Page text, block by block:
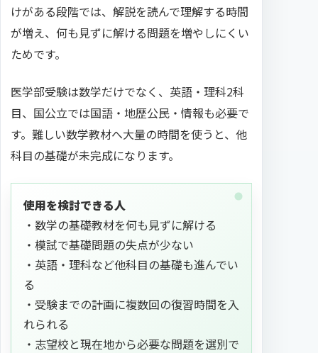
けがある段階では、解説を読んで理解する時間
が増え、何も見ずに解ける問題を増やしにくい
ためです。
医学部受験は数学だけでなく、英語・理科2科
目、国公立では国語・地歴公民・情報も必要で
す。難しい数学教材へ大量の時間を使うと、他
科目の基礎が未完成になります。
使用を検討できる人
・数学の基礎教材を何も見ずに解ける
・模試で基礎問題の失点が少ない
・英語・理科など他科目の基礎も進んでい
る
・受験までの計画に複数回の復習時間を入
れられる
・志望校と現在地から必要な問題を選別で